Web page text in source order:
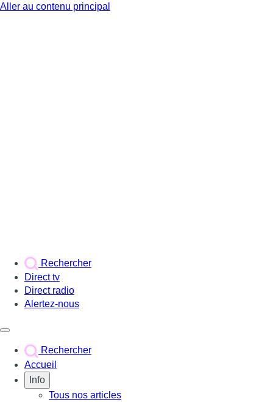
Aller au contenu principal
Rechercher
Direct tv
Direct radio
Alertez-nous
Rechercher
Accueil
Info
Tous nos articles